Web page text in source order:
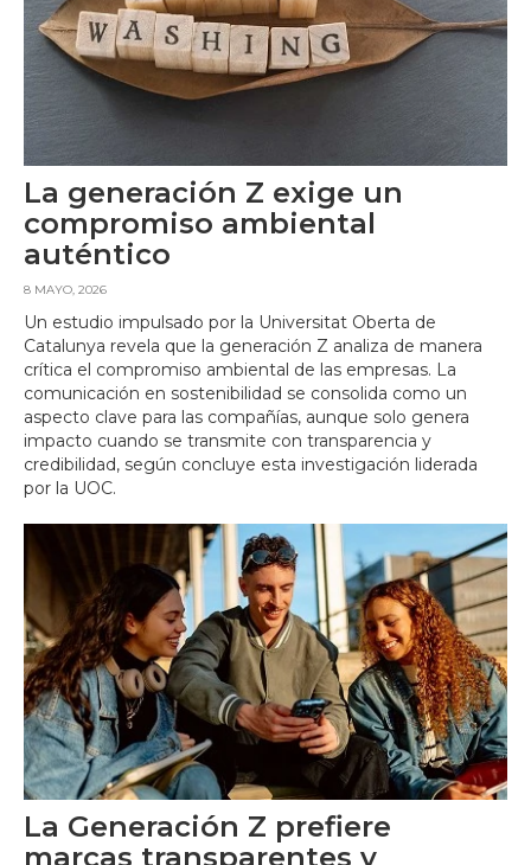
La generación Z exige un
compromiso ambiental
auténtico
8 MAYO, 2026
Un estudio impulsado por la Universitat Oberta de
Catalunya revela que la generación Z analiza de manera
crítica el compromiso ambiental de las empresas. La
comunicación en sostenibilidad se consolida como un
aspecto clave para las compañías, aunque solo genera
impacto cuando se transmite con transparencia y
credibilidad, según concluye esta investigación liderada
por la UOC.
La Generación Z prefiere
marcas transparentes y